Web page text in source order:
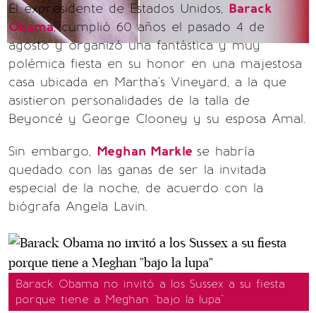
El expresidente de Estados Unidos, Barack
Obama, cumplió 60 años el pasado 4 de
agosto y organizó una fantástica y muy
polémica fiesta en su honor en una majestosa
casa ubicada en Martha's Vineyard, a la que
asistieron personalidades de la talla de
Beyoncé y George Clooney y su esposa Amal.
Sin embargo, Meghan Markle se habría
quedado con las ganas de ser la invitada
especial de la noche, de acuerdo con la
biógrafa Angela Lavin.
Barack Obama no invitó a los Sussex a su fiesta
porque tiene a Meghan "bajo la lupa"